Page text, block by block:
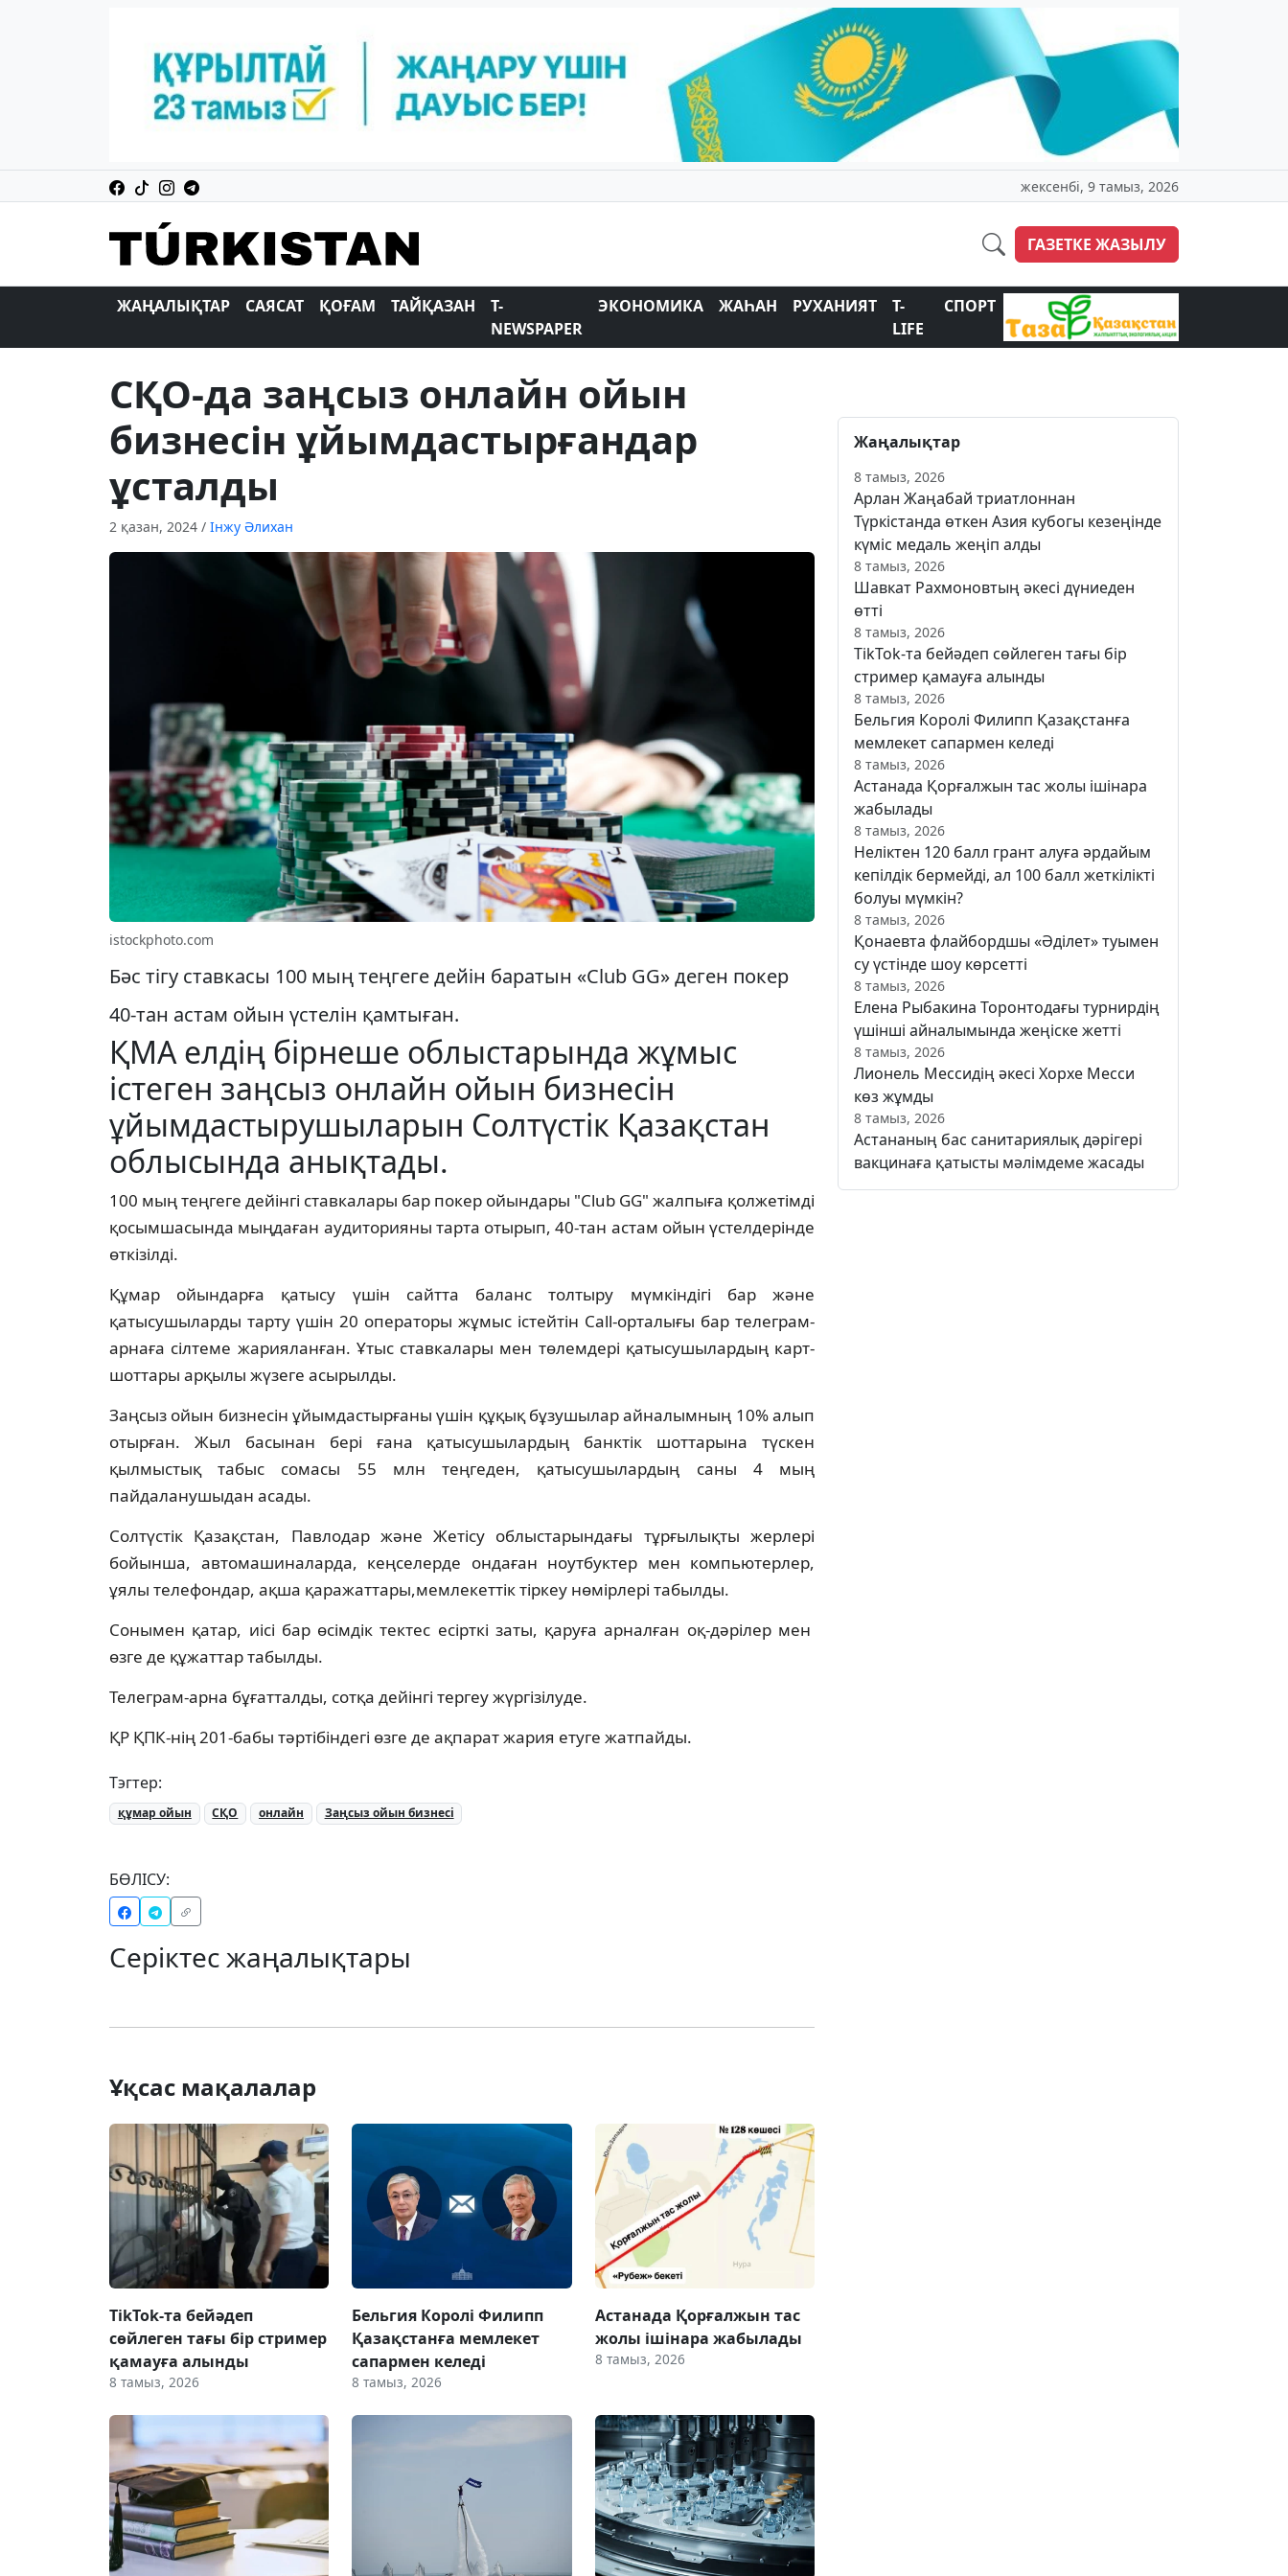
жексенбі, 9 тамыз, 2026
ГАЗЕТКЕ ЖАЗЫЛУ
ЖАҢАЛЫҚТАР САЯСАТ ҚОҒАМ ТАЙҚАЗАН
T-
NEWSPAPER
ЭКОНОМИКА ЖАҺАН РУХАНИЯТ
T-
LIFE
СПОРТ
СҚО-да заңсыз онлайн ойын
бизнесін ұйымдастырғандар
ұсталды
2 қазан, 2024 / Інжу Әлихан
istockphoto.com
Бәс тігу ставкасы 100 мың теңгеге дейін баратын «Club GG» деген покер
40-тан астам ойын үстелін қамтыған.
ҚМА елдің бірнеше облыстарында жұмыс
істеген заңсыз онлайн ойын бизнесін
ұйымдастырушыларын Солтүстік Қазақстан
облысында анықтады.
100 мың теңгеге дейінгі ставкалары бар покер ойындары "Club GG" жалпыға қолжетімді
қосымшасында мыңдаған аудиторияны тарта отырып, 40-тан астам ойын үстелдерінде
өткізілді.
Құмар ойындарға қатысу үшін сайтта баланс толтыру мүмкіндігі бар және
қатысушыларды тарту үшін 20 операторы жұмыс істейтін Call-орталығы бар телеграм-
арнаға сілтеме жарияланған. Ұтыс ставкалары мен төлемдері қатысушылардың карт-
шоттары арқылы жүзеге асырылды.
Заңсыз ойын бизнесін ұйымдастырғаны үшін құқық бұзушылар айналымның 10% алып
отырған. Жыл басынан бері ғана қатысушылардың банктік шоттарына түскен
қылмыстық табыс сомасы 55 млн теңгеден, қатысушылардың саны 4 мың
пайдаланушыдан асады.
Солтүстік Қазақстан, Павлодар және Жетісу облыстарындағы тұрғылықты жерлері
бойынша, автомашиналарда, кеңселерде ондаған ноутбуктер мен компьютерлер,
ұялы телефондар, ақша қаражаттары,мемлекеттік тіркеу нөмірлері табылды.
Сонымен қатар, иісі бар өсімдік тектес есірткі заты, қаруға арналған оқ-дәрілер мен
өзге де құжаттар табылды.
Телеграм-арна бұғатталды, сотқа дейінгі тергеу жүргізілуде.
ҚР ҚПК-нің 201-бабы тәртібіндегі өзге де ақпарат жария етуге жатпайды.
Тэгтер:
құмар ойын СҚО онлайн Заңсыз ойын бизнесі
БӨЛІСУ:
Серіктес жаңалықтары
Ұқсас мақалалар
TikTok-та бейәдеп
сөйлеген тағы бір стример
қамауға алынды
8 тамыз, 2026
Бельгия Королі Филипп
Қазақстанға мемлекет
сапармен келеді
8 тамыз, 2026
Астанада Қорғалжын тас
жолы ішінара жабылады
8 тамыз, 2026
Жаңалықтар
8 тамыз, 2026
Арлан Жаңабай триатлоннан
Түркістанда өткен Азия кубогы кезеңінде
күміс медаль жеңіп алды
8 тамыз, 2026
Шавкат Рахмоновтың әкесі дүниеден
өтті
8 тамыз, 2026
TikTok-та бейәдеп сөйлеген тағы бір
стример қамауға алынды
8 тамыз, 2026
Бельгия Королі Филипп Қазақстанға
мемлекет сапармен келеді
8 тамыз, 2026
Астанада Қорғалжын тас жолы ішінара
жабылады
8 тамыз, 2026
Неліктен 120 балл грант алуға әрдайым
кепілдік бермейді, ал 100 балл жеткілікті
болуы мүмкін?
8 тамыз, 2026
Қонаевта флайбордшы «Әділет» туымен
су үстінде шоу көрсетті
8 тамыз, 2026
Елена Рыбакина Торонтодағы турнирдің
үшінші айналымында жеңіске жетті
8 тамыз, 2026
Лионель Мессидің әкесі Хорхе Месси
көз жұмды
8 тамыз, 2026
Астананың бас санитариялық дәрігері
вакцинаға қатысты мәлімдеме жасады